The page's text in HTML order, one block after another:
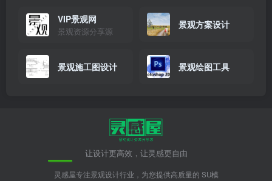
VIP景观网
景观资源分享源
景观方案设计
景观施工图设计 景观绘图工具
让设计更高效，让灵感更自由
灵感屋专注景观设计行业，为您提供高质量的 SU模